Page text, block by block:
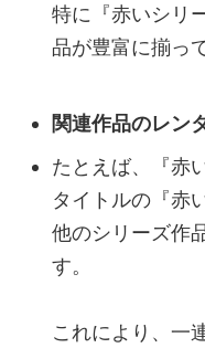
特に『赤いシリ
品が豊富に揃っ
関連作品のレン
たとえば、『赤
タイトルの『赤
他のシリーズ作
す。
これにより、一